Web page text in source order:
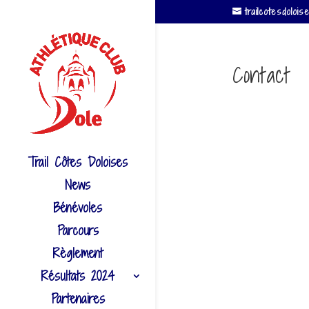
Trail Côtes Doloises
News
Bénévoles
Parcours
Règlement
Résultats 2024
Partenaires
Contact